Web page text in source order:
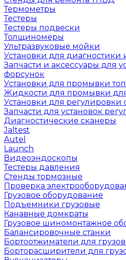
Термометры
Тестеры
Тестеры подвески
Толщиномеры
Ультразвуковые мойки
Установки для диагностики
Запчасти и аксессуары для
форсунок
Установки для промывки
Жидкости для промывки
Установки для регулировки
Запчасти для установок
Диагностические сканеры
Jaltest
Autel
Launch
Видеоэндоскопы
Тестеры давления
Стенды тормозные
Проверка
Грузовое оборудование
Подъемники грузовые
Канавные домкраты
Грузовое шиномонтажное
Балансировочные станки
Бортоотжиматели для
Борторасширители для